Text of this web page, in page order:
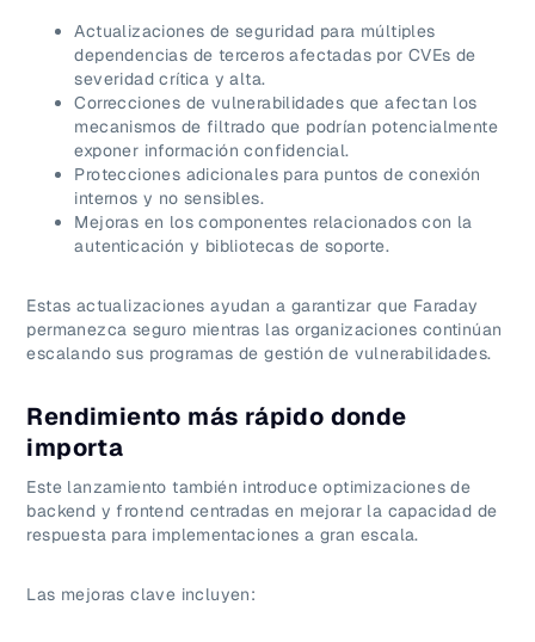
Actualizaciones de seguridad para múltiples
dependencias de terceros afectadas por CVEs de
severidad crítica y alta.
Correcciones de vulnerabilidades que afectan los
mecanismos de filtrado que podrían potencialmente
exponer información confidencial.
Protecciones adicionales para puntos de conexión
internos y no sensibles.
Mejoras en los componentes relacionados con la
autenticación y bibliotecas de soporte.
Estas actualizaciones ayudan a garantizar que Faraday
permanezca seguro mientras las organizaciones continúan
escalando sus programas de gestión de vulnerabilidades.
Rendimiento más rápido donde
importa
Este lanzamiento también introduce optimizaciones de
backend y frontend centradas en mejorar la capacidad de
respuesta para implementaciones a gran escala.
Las mejoras clave incluyen: